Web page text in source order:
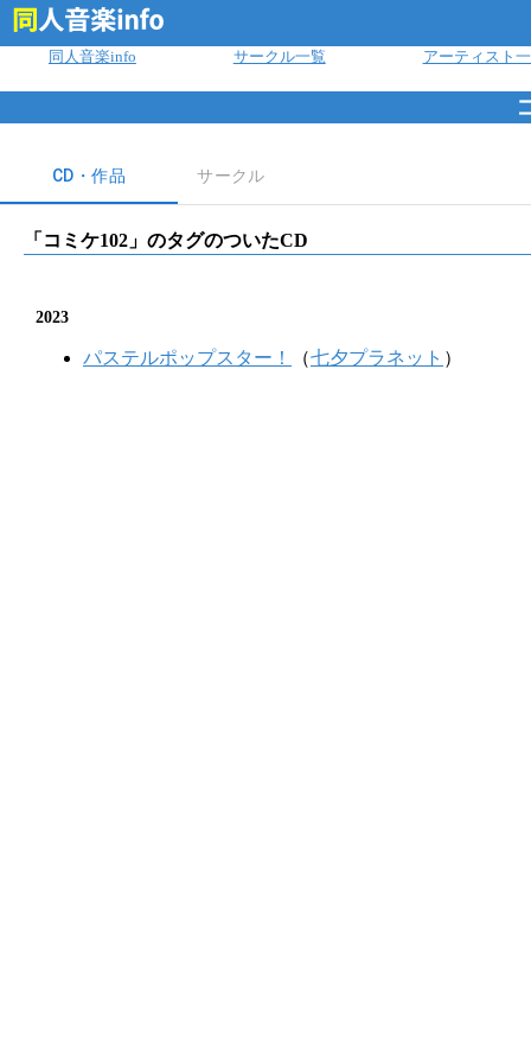
同人音楽info サークル一覧 アーティスト
CD・作品 サークル
「 コミケ102 」のタグのついたCD
2023
パステルポップスター！ （七夕プラネット ）